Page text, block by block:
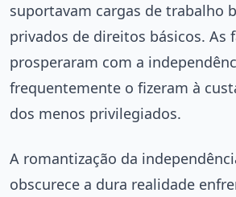
suportavam cargas de trabalho
privados de direitos básicos. As
prosperaram com a
frequentemente o fizeram à
dos menos privilegiados.
A romantização da
obscurece a dura realidade